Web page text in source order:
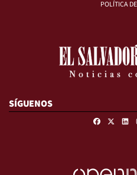
POLÍTICA
SÍGUENOS
Facebook